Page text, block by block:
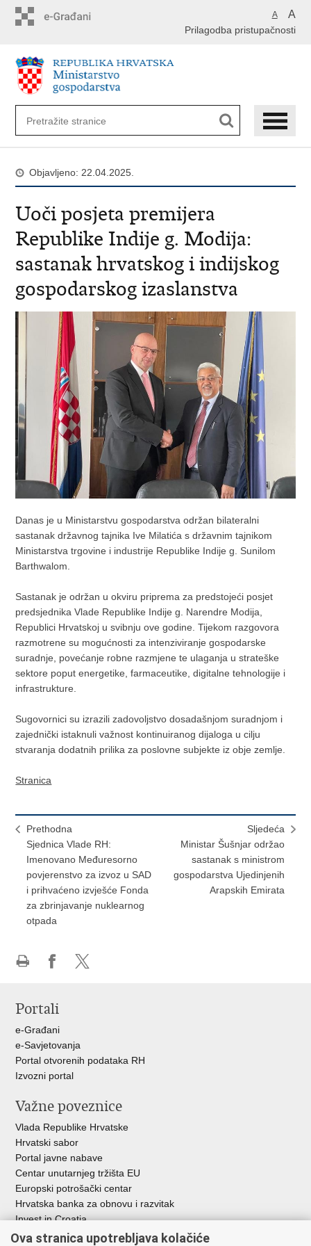
A A
Prilagodba pristupačnosti
Objavljeno: 22.04.2025.
Uoči posjeta premijera
Republike Indije g. Modija:
sastanak hrvatskog i indijskog
gospodarskog izaslanstva
Danas je u Ministarstvu gospodarstva održan bilateralni
sastanak državnog tajnika Ive Milatića s državnim tajnikom
Ministarstva trgovine i industrije Republike Indije g. Sunilom
Barthwalom.
Sastanak je održan u okviru priprema za predstojeći posjet
predsjednika Vlade Republike Indije g. Narendre Modija,
Republici Hrvatskoj u svibnju ove godine. Tijekom razgovora
razmotrene su mogućnosti za intenziviranje gospodarske
suradnje, povećanje robne razmjene te ulaganja u strateške
sektore poput energetike, farmaceutike, digitalne tehnologije i
infrastrukture.
Sugovornici su izrazili zadovoljstvo dosadašnjom suradnjom i
zajednički istaknuli važnost kontinuiranog dijaloga u cilju
stvaranja dodatnih prilika za poslovne subjekte iz obje zemlje.
Stranica
Prethodna
Sjednica Vlade RH:
Imenovano Međuresorno
povjerenstvo za izvoz u SAD
i prihvaćeno izvješće Fonda
za zbrinjavanje nuklearnog
otpada
Sljedeća
Ministar Šušnjar održao
sastanak s ministrom
gospodarstva Ujedinjenih
Arapskih Emirata
Facebooku
Portali
e-Građani
e-Savjetovanja
Portal otvorenih podataka RH
Izvozni portal
Važne poveznice
Vlada Republike Hrvatske
Hrvatski sabor
Portal javne nabave
Centar unutarnjeg tržišta EU
Europski potrošački centar
Hrvatska banka za obnovu i razvitak
Invest in Croatia
Europska banka za obnovu i razvoj
Ova stranica upotrebljava kolačiće